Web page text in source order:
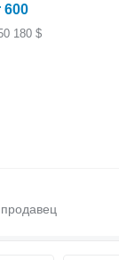
600
180 $